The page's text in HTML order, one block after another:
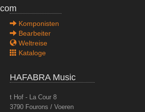
Komponisten
Bearbeiter
Weltreise
Kataloge
HAFABRA Music
t Hof - La Cour 8
3790 Fourons / Voeren